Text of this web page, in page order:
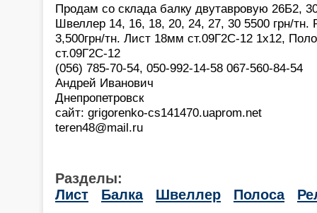
Продам со склада балку двутавровую 26Б2,
Швеллер 14, 16, 18, 20, 24, 27, 30 5500 грн/
3,500грн/тн. Лист 18мм ст.09Г2С-12 1х12,
ст.09Г2С-12
(056) 785-70-54, 050-992-14-58 067-560-84-54
Андрей Иванович
Днепропетровск
сайт: grigorenko-cs141470.uaprom.net
teren48@mail.ru
Разделы:
Лист
Балка Швеллер Полоса